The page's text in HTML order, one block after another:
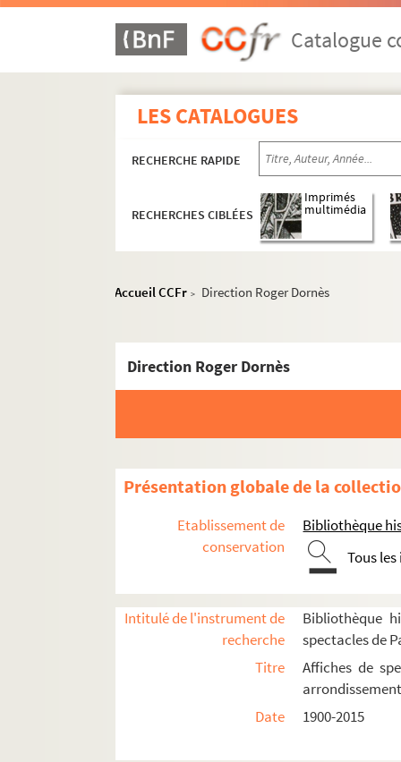
Catalogue
LES CATALOGUES
RECHERCHE RAPIDE
RECHERCHES CIBLÉES
Imprimés
multimédia
Accueil CCFr > Direction Roger Dornès
Direction Roger Dornès
Présentation globale de la
Etablissement de
conservation
Bibliothèque
Tous
Intitulé de l'instrument de
recherche
Bibliothèque
spectacles de
Titre
Affiches de
Date
1900-2015
6e arrondissement
Auditorium Saint-Germain
Au Grand 15
Café-théâtre de l'Odéon
Couvent des Cordeliers
Crypte Saint-Sulpice
École nationale supérieure des Beaux-
Église Saint-Germain-des-Prés
Espace Natura Brasil
Lucernaire
Hôtel Lutetia
La Mare au diable
Odéon-théâtre de l'Europe
Odéon-théâtre national
Petit théâtre de la Galerie 55